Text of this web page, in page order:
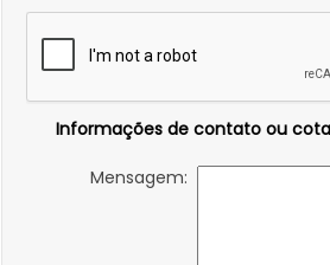
Informações de contato ou
Mensagem: